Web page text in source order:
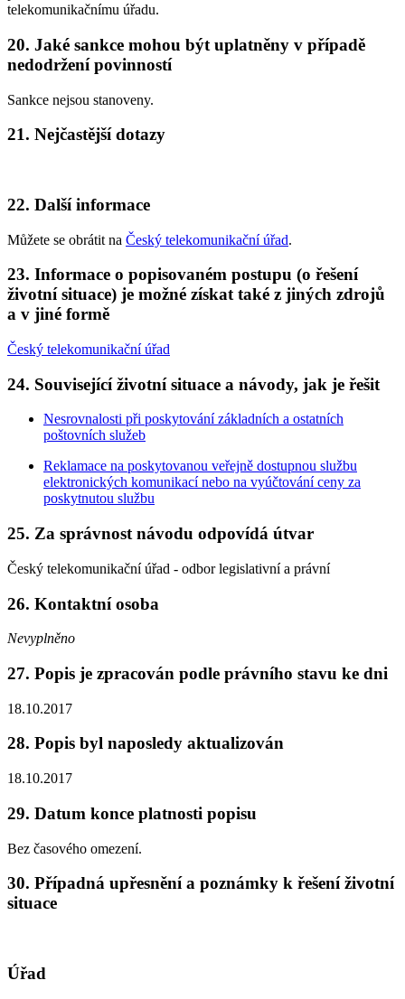
telekomunikačnímu úřadu.
20. Jaké sankce mohou být uplatněny v případě
nedodržení povinností
Sankce nejsou stanoveny.
21. Nejčastější dotazy
22. Další informace
Můžete se obrátit na Český telekomunikační úřad.
23. Informace o popisovaném postupu (o řešení
životní situace) je možné získat také z jiných zdrojů
a v jiné formě
Český telekomunikační úřad
24. Související životní situace a návody, jak je řešit
Nesrovnalosti při poskytování základních a ostatních
poštovních služeb
Reklamace na poskytovanou veřejně dostupnou službu
elektronických komunikací nebo na vyúčtování ceny za
poskytnutou službu
25. Za správnost návodu odpovídá útvar
Český telekomunikační úřad - odbor legislativní a právní
26. Kontaktní osoba
Nevyplněno
27. Popis je zpracován podle právního stavu ke dni
18.10.2017
28. Popis byl naposledy aktualizován
18.10.2017
29. Datum konce platnosti popisu
Bez časového omezení.
30. Případná upřesnění a poznámky k řešení životní
situace
Úřad